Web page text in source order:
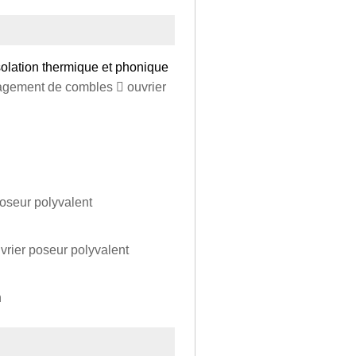
thermique et phonique
de combles  ouvrier
polyvalent
poseur polyvalent